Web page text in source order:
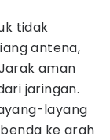
tidak
antena,
aman
jaringan.
layang
ke arah